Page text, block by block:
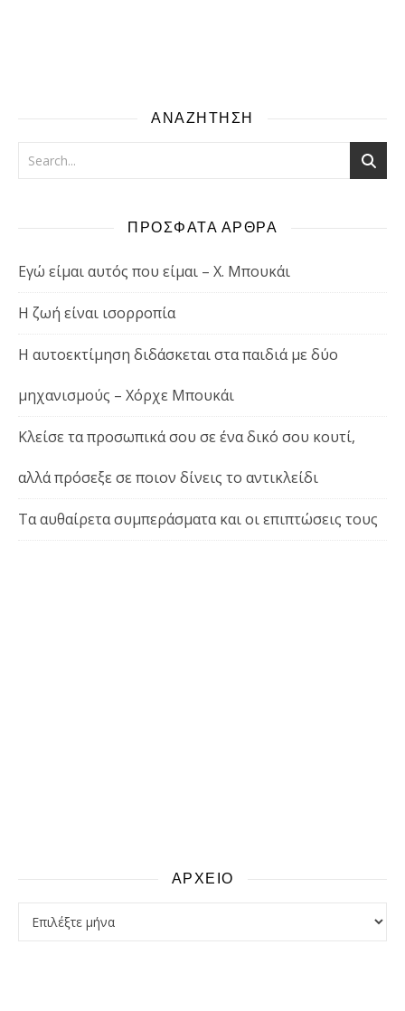
ΑΝΑΖΗΤΗΣΗ
ΠΡΟΣΦΑΤΑ ΑΡΘΡΑ
Εγώ είμαι αυτός που είμαι – Χ. Μπουκάι
Η ζωή είναι ισορροπία
Η αυτοεκτίμηση διδάσκεται στα παιδιά με δύο
μηχανισμούς – Χόρχε Μπουκάι
Κλείσε τα προσωπικά σου σε ένα δικό σου κουτί,
αλλά πρόσεξε σε ποιον δίνεις το αντικλείδι
Τα αυθαίρετα συμπεράσματα και οι επιπτώσεις τους
ΑΡΧΕΙΟ